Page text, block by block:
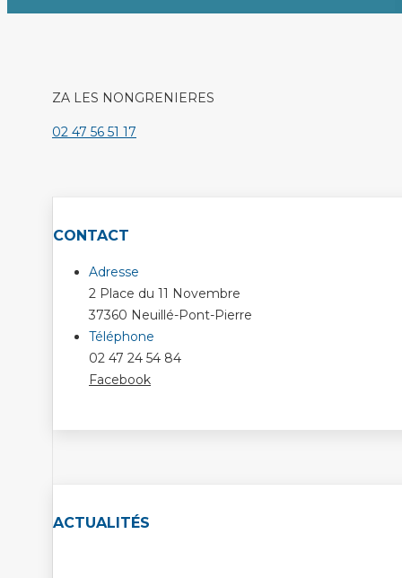
ZA LES NONGRENIERES
02 47 56 51 17
CONTACT
Adresse
2 Place du 11 Novembre
37360 Neuillé-Pont-Pierre
Téléphone
02 47 24 54 84
Facebook
ACTUALITÉS